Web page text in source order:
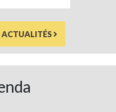
ACTUALITÉS